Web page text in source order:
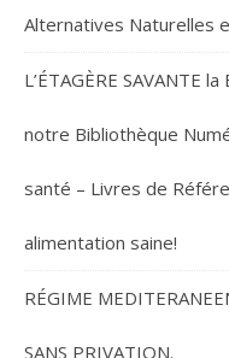
Alternatives Naturelles
L’ÉTAGÈRE SAVANTE
notre Bibliothèque
santé – Livres de
alimentation saine!
RÉGIME
SANS PRIVATION.